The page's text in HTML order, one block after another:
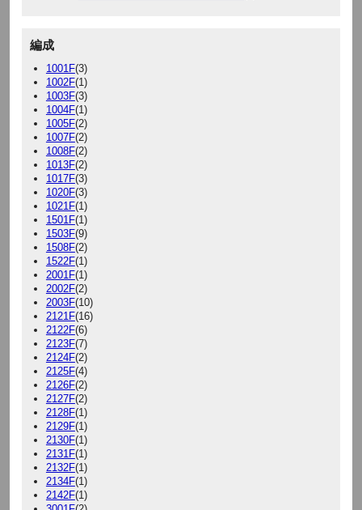
編成
1001F(3)
1002F(1)
1003F(3)
1004F(1)
1005F(2)
1007F(2)
1008F(2)
1013F(2)
1017F(3)
1020F(3)
1021F(1)
1501F(1)
1503F(9)
1508F(2)
1522F(1)
2001F(1)
2002F(2)
2003F(10)
2121F(16)
2122F(6)
2123F(7)
2124F(2)
2125F(4)
2126F(2)
2127F(2)
2128F(1)
2129F(1)
2130F(1)
2131F(1)
2132F(1)
2134F(1)
2142F(1)